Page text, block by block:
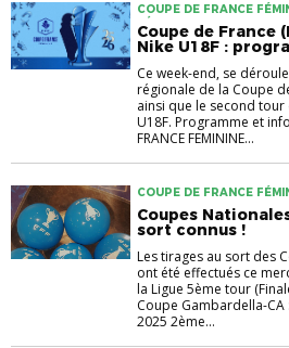
COUPE DE FRANCE
FÉMININE U18
Coupe de France
Nike U18F :
Ce week-end, se
régionale de la Coupe
ainsi que le second tour
U18F. Programme et
FRANCE FEMININE...
COUPE DE FRANCE
NATIONALE FUTSAL
U18 GAMBARDELLA
Coupes
sort connus !
Les tirages au sort des
ont été effectués ce
la Ligue 5ème tour
Coupe Gambardella-
2025 2ème...